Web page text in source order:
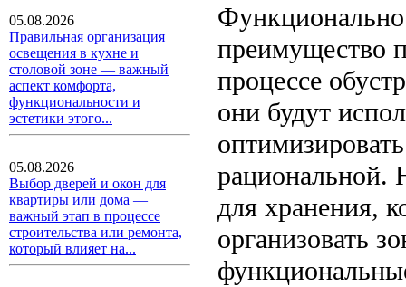
05.08.2026
Правильная организация
освещения в кухне и
столовой зоне — важный
аспект комфорта,
функциональности и
эстетики этого...
05.08.2026
Выбор дверей и окон для
квартиры или дома —
важный этап в процессе
строительства или ремонта,
который влияет на...
преимущество
процессе
они будут
рациональной.
для хранения,
организовать